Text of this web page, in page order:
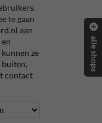
te gaan
aan
ze
contact
alle shops